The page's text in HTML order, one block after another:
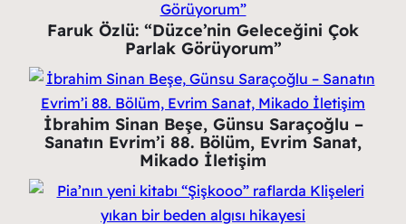
Faruk Özlü: “Düzce’nin Geleceğini Çok
Parlak Görüyorum”
İbrahim Sinan Beşe, Günsu Saraçoğlu –
Sanatın Evrim’i 88. Bölüm, Evrim Sanat,
Mikado İletişim